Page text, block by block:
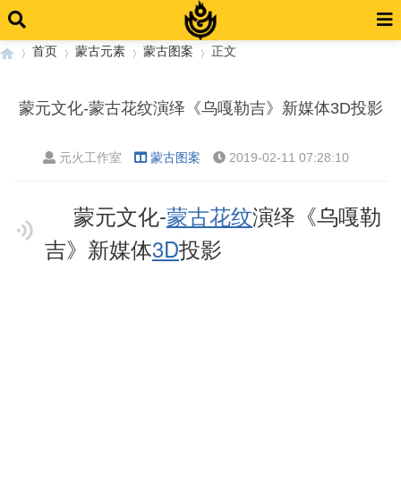
首页 蒙古元素 蒙古图案 正文
蒙元文化-蒙古花纹演绎《乌嘎勒吉》新媒体3D投影
元火工作室 蒙古图案 2019-02-11 07:28:10
蒙元文化-蒙古花纹演绎《乌嘎勒
吉》新媒体3D投影